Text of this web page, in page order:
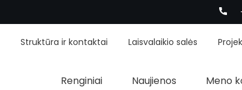
Struktūra ir kontaktai Laisvalaikio salės
Renginiai Naujienos Meno